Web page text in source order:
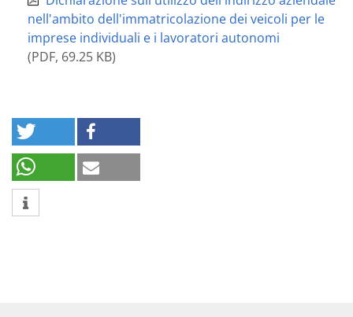
nell'ambito dell'immatricolazione dei veicoli per le
imprese individuali e i lavoratori autonomi
(PDF, 69.25 KB)